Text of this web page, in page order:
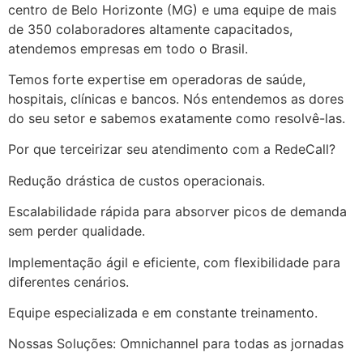
centro de Belo Horizonte (MG) e uma equipe de mais
de 350 colaboradores altamente capacitados,
atendemos empresas em todo o Brasil.
Temos forte expertise em operadoras de saúde,
hospitais, clínicas e bancos. Nós entendemos as dores
do seu setor e sabemos exatamente como resolvê-las.
Por que terceirizar seu atendimento com a RedeCall?
Redução drástica de custos operacionais.
Escalabilidade rápida para absorver picos de demanda
sem perder qualidade.
Implementação ágil e eficiente, com flexibilidade para
diferentes cenários.
Equipe especializada e em constante treinamento.
Nossas Soluções: Omnichannel para todas as jornadas